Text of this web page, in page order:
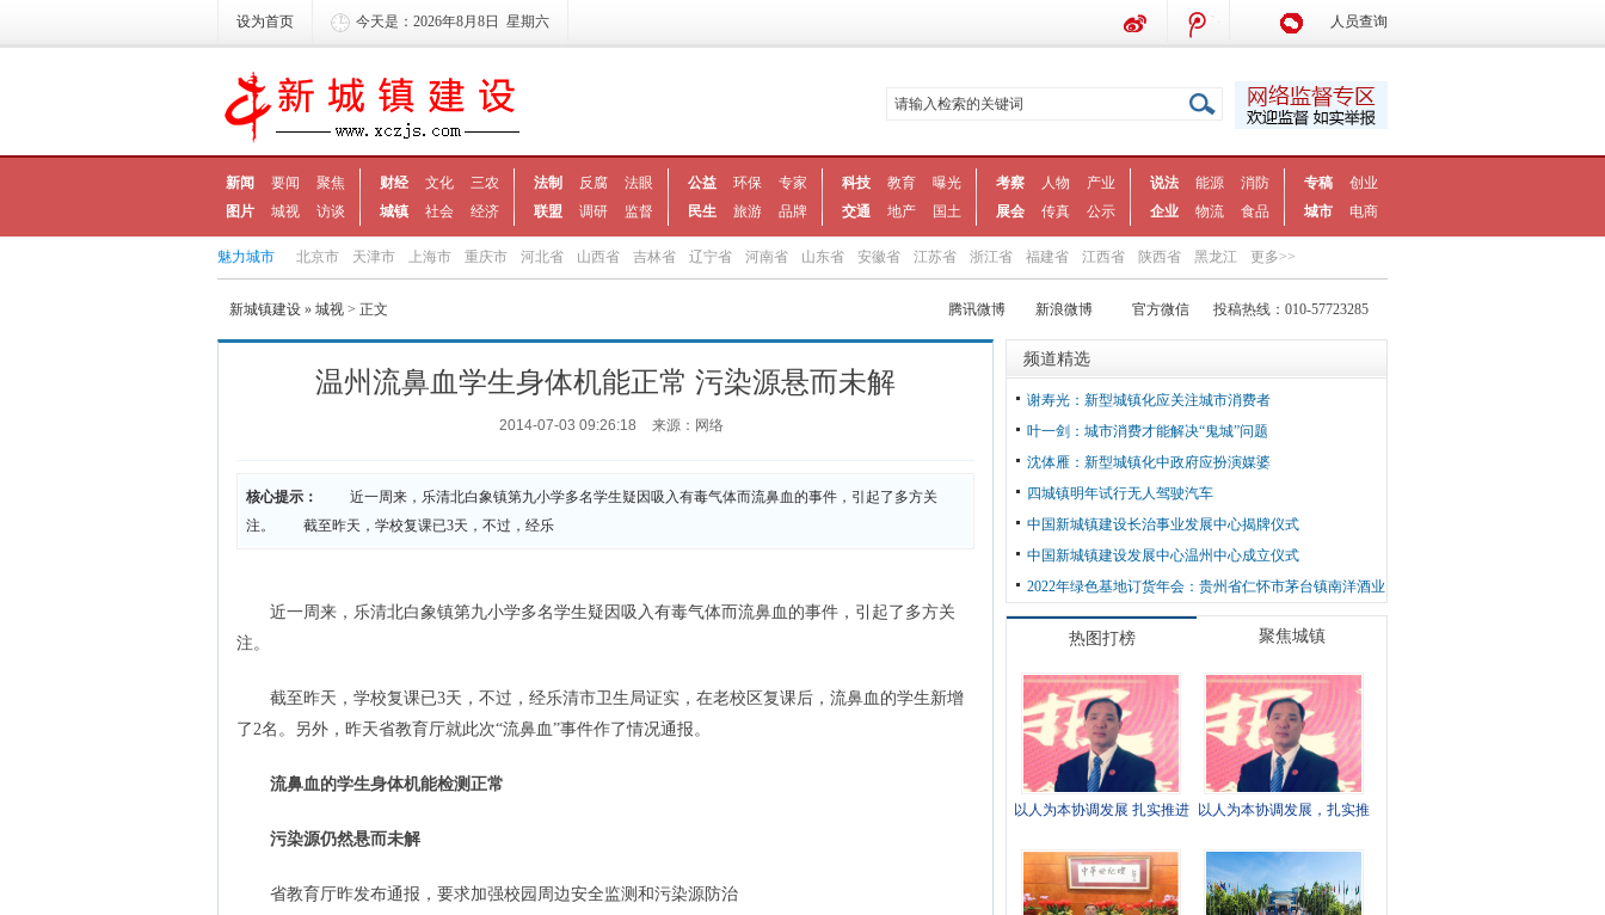
设为首页 今天是：2026年8月8日 星期六 人员查询
新闻 要闻
聚焦
图片
城视 访谈
财经 文化
三农
城镇
社会 经济
法制 反腐
法眼
联盟
调研 监督
公益 环保
专家
民生
旅游 品牌
科技 教育
曝光
交通
地产 国土
考察 人物
产业
展会
传真 公示
说法 能源
消防
企业
物流 食品
专稿
创业
城市
电商
魅力城市 北京市 天津市 上海市 重庆市 河北省 山西省 吉林省 辽宁省 河南省 山东省 安徽省 江苏省 浙江省 福建省 江西省 陕西省 黑龙江 更多>>
新城镇建设 » 城视 > 正文 腾讯微博 新浪微博 官方微信 投稿热线：010-57723285
温州流鼻血学生身体机能正常 污染源悬而未解
2014-07-03 09:26:18 来源：网络
核心提示：
近一周来，乐清北白象镇第九小学多名学生疑因吸入有毒气体而流鼻血的事件，引起了多方关
注。 截至昨天，学校复课已3天，不过，经乐
近一周来，乐清北白象镇第九小学多名学生疑因吸入有毒气体而流鼻血的事件，引起了多方关
注。
截至昨天，学校复课已3天，不过，经乐清市卫生局证实，在老校区复课后，流鼻血的学生新增
了2名。另外，昨天省教育厅就此次“流鼻血”事件作了情况通报。
流鼻血的学生身体机能检测正常
污染源仍然悬而未解
省教育厅昨发布通报，要求加强校园周边安全监测和污染源防治
频道精选
谢寿光：新型城镇化应关注城市消费者
叶一剑：城市消费才能解决“鬼城”问题
沈体雁：新型城镇化中政府应扮演媒婆
四城镇明年试行无人驾驶汽车
中国新城镇建设长治事业发展中心揭牌仪式
中国新城镇建设发展中心温州中心成立仪式
2022年绿色基地订货年会：贵州省仁怀市茅台镇南洋酒业
有限公司-蔡文河 董事长 发表贺词
热图打榜 聚焦城镇
以人为本协调发展 扎实推进
以人为本协调发展，扎实推